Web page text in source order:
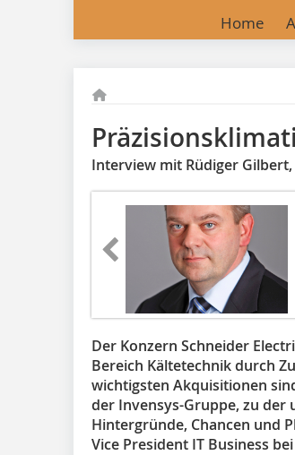
Home
Interview mit Rüdiger
Der Konzern Schneider
Bereich Kältetechnik durch
wichtigsten Akquisitionen
der Invensys-Gruppe, zu der
Hintergründe, Chancen und
Vice President IT Business